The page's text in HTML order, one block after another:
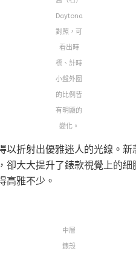
Daytona
對照，可
看出時
標、計時
小盤外圈
的比例皆
有明顯的
變化。
以折射出優雅迷人的光線。
卻大大提升了錶款視覺上的
高雅不少。
中層
錶殼